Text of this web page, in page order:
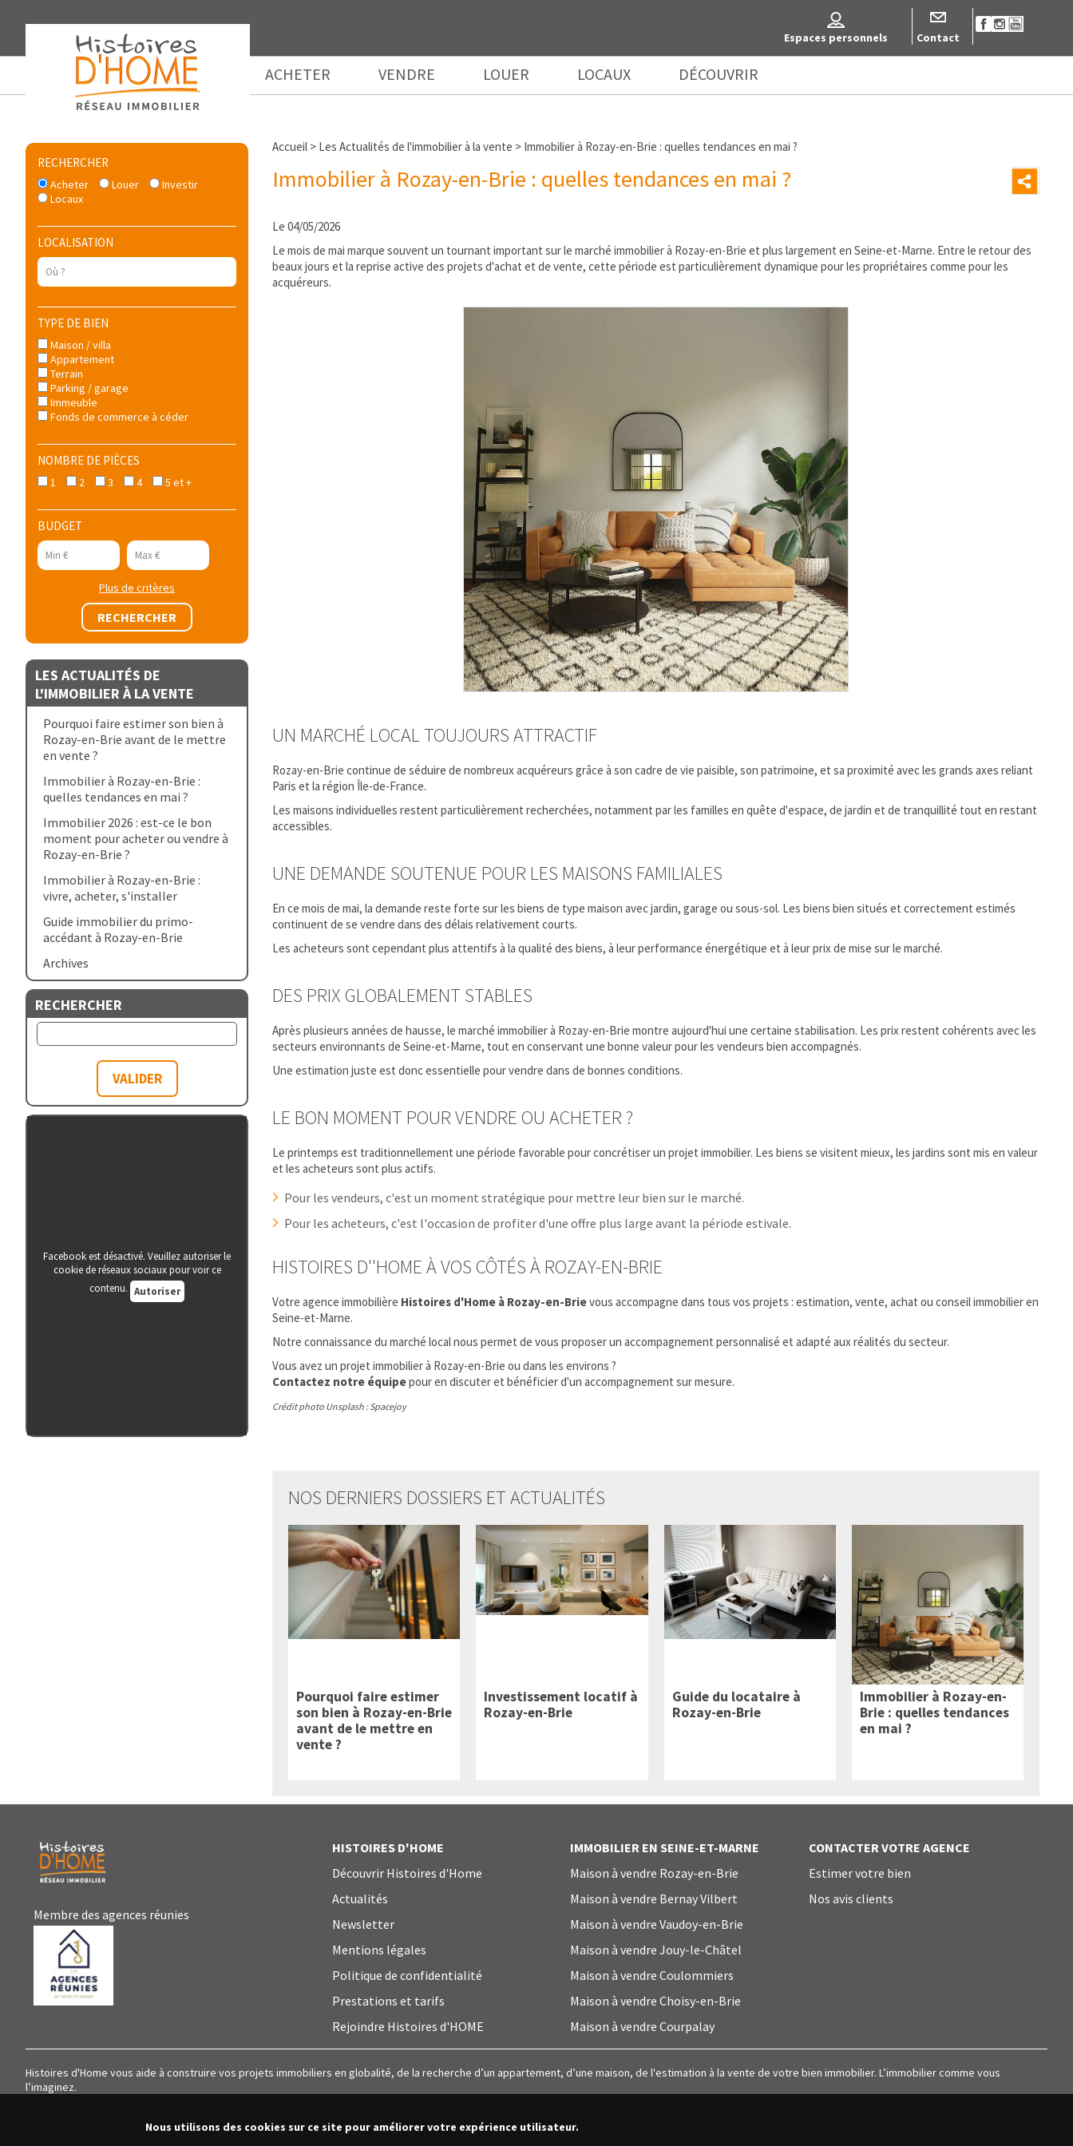
Contact
Espaces personnels
ACHETER VENDRE LOUER LOCAUX DÉCOUVRIR
RECHERCHER
Acheter Louer
Investir
Locaux
LOCALISATION
TYPE DE BIEN
Maison / villa
Appartement
Terrain
Parking / garage
Immeuble
Fonds de commerce à céder
NOMBRE DE PIÈCES
1 2 3 4 5 et +
BUDGET
Plus de critères
LES ACTUALITÉS DE
L'IMMOBILIER À LA VENTE
Pourquoi faire estimer son bien à
Rozay-en-Brie avant de le mettre
en vente ?
Immobilier à Rozay-en-Brie :
quelles tendances en mai ?
Immobilier 2026 : est-ce le bon
moment pour acheter ou vendre à
Rozay-en-Brie ?
Immobilier à Rozay-en-Brie :
vivre, acheter, s'installer
Guide immobilier du primo-
accédant à Rozay-en-Brie
Archives
RECHERCHER
Facebook est désactivé. Veuillez autoriser le
cookie de réseaux sociaux pour voir ce
contenu. Autoriser
Accueil > Les Actualités de l'immobilier à la vente > Immobilier à Rozay-en-Brie : quelles tendances en mai ?
Immobilier à Rozay-en-Brie : quelles tendances en mai ?
Le 04/05/2026
Le mois de mai marque souvent un tournant important sur le marché immobilier à Rozay-en-Brie et plus largement en Seine-et-Marne. Entre le retour des
beaux jours et la reprise active des projets d'achat et de vente, cette période est particulièrement dynamique pour les propriétaires comme pour les
acquéreurs.
UN MARCHÉ LOCAL TOUJOURS ATTRACTIF
Rozay-en-Brie continue de séduire de nombreux acquéreurs grâce à son cadre de vie paisible, son patrimoine, et sa proximité avec les grands axes reliant
Paris et la région Île-de-France.
Les maisons individuelles restent particulièrement recherchées, notamment par les familles en quête d'espace, de jardin et de tranquillité tout en restant
accessibles.
UNE DEMANDE SOUTENUE POUR LES MAISONS FAMILIALES
En ce mois de mai, la demande reste forte sur les biens de type maison avec jardin, garage ou sous-sol. Les biens bien situés et correctement estimés
continuent de se vendre dans des délais relativement courts.
Les acheteurs sont cependant plus attentifs à la qualité des biens, à leur performance énergétique et à leur prix de mise sur le marché.
DES PRIX GLOBALEMENT STABLES
Après plusieurs années de hausse, le marché immobilier à Rozay-en-Brie montre aujourd'hui une certaine stabilisation. Les prix restent cohérents avec les
secteurs environnants de Seine-et-Marne, tout en conservant une bonne valeur pour les vendeurs bien accompagnés.
Une estimation juste est donc essentielle pour vendre dans de bonnes conditions.
LE BON MOMENT POUR VENDRE OU ACHETER ?
Le printemps est traditionnellement une période favorable pour concrétiser un projet immobilier. Les biens se visitent mieux, les jardins sont mis en valeur
et les acheteurs sont plus actifs.
Pour les vendeurs, c'est un moment stratégique pour mettre leur bien sur le marché.
Pour les acheteurs, c'est l'occasion de profiter d'une offre plus large avant la période estivale.
HISTOIRES D''HOME À VOS CÔTÉS À ROZAY-EN-BRIE
Votre agence immobilière Histoires d'Home à Rozay-en-Brievous accompagne dans tous vos projets : estimation, vente, achat ou conseil immobilier en
Seine-et-Marne.
Notre connaissance du marché local nous permet de vous proposer un accompagnement personnalisé et adapté aux réalités du secteur.
Vous avez un projet immobilier à Rozay-en-Brie ou dans les environs ?
Contactez notre équipepour en discuter et bénéficier d'un accompagnement sur mesure.
Crédit photo Unsplash :Spacejoy
NOS DERNIERS DOSSIERS ET ACTUALITÉS
Pourquoi faire estimer
son bien à Rozay-en-Brie
avant de le mettre en
vente ?
Investissement locatif à
Rozay-en-Brie
Guide du locataire à
Rozay-en-Brie
Immobilier à Rozay-en-
Brie : quelles tendances
en mai ?
Membre des agences réunies
HISTOIRES D'HOME
Découvrir Histoires d'Home
Actualités
Newsletter
Mentions légales
Politique de confidentialité
Prestations et tarifs
Rejoindre Histoires d'HOME
IMMOBILIER EN SEINE-ET-MARNE
Maison à vendre Rozay-en-Brie
Maison à vendre Bernay Vilbert
Maison à vendre Vaudoy-en-Brie
Maison à vendre Jouy-le-Châtel
Maison à vendre Coulommiers
Maison à vendre Choisy-en-Brie
Maison à vendre Courpalay
CONTACTER VOTRE AGENCE
Estimer votre bien
Nos avis clients
Histoires d'Home vous aide à construire vos projets immobiliers en globalité, de la recherche d’un appartement, d’une maison, de l'estimation à la vente de votre bien immobilier. L’immobilier comme vous
l’imaginez.
Nous utilisons des cookies sur ce site pour améliorer votre expérience utilisateur.